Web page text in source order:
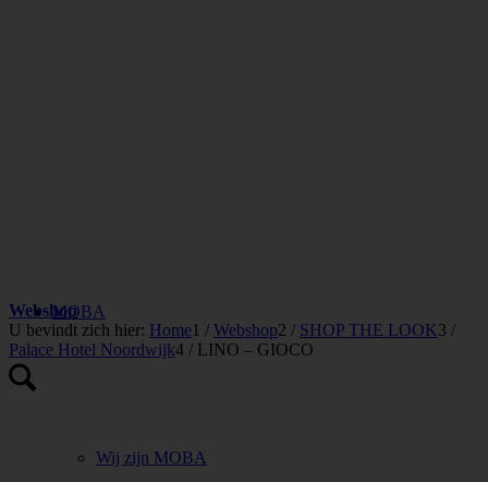
MOBA
Wij zijn MOBA
Webshop
U bevindt zich hier: Home1 / Webshop2 / SHOP THE LOOK3 /
Palace Hotel Noordwijk4 / LINO – GIOCO